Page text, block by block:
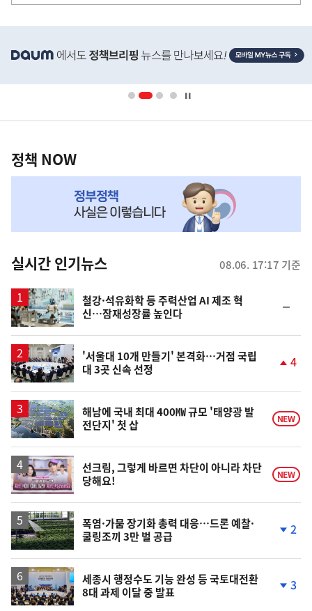
단
영
책
NOW,
뉴
스
정책 NOW
실시간 인기뉴스 08.06. 17:17 기준
철강·석유화학 등 주력산업 AI 제조 혁
신…잠재성장률 높인다
일
'서울대 10개 만들기' 본격화…거점 국립
대 3곳 신속 선정
상
승
4
해남에 국내 최대 400㎿ 규모 '태양광 발
전단지' 첫 삽
NEW
영
상
선크림, 그렇게 바르면 차단이 아니라 차단
당해요!
NEW
폭염·가뭄 장기화 총력 대응…드론 예찰·
쿨링조끼 3만 벌 공급
하
2
세종시 행정수도 기능 완성 등 국토대전환
8대 과제 이달 중 발표
3